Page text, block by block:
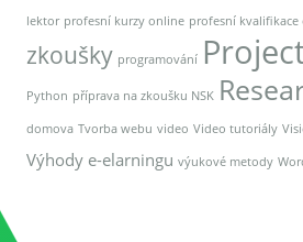
lektor profesní kurzy online profesní kvalifikace
zkoušky programování
Python příprava na zkoušku NSK
domova Tvorba webu video Video tutoriály
Výhody e-elarningu výukové metody